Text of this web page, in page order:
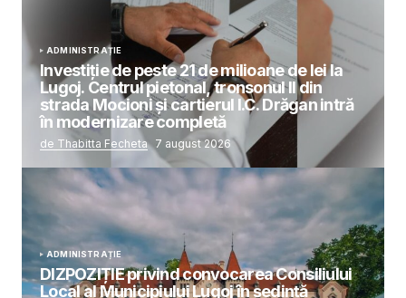
ADMINISTRAȚIE
Investiție de peste 21 de milioane de lei la
Lugoj. Centrul pietonal, tronsonul II din
strada Mocioni și cartierul I.C. Drăgan intră
în modernizare completă
de Thabitta Fecheta 7 august 2026
ADMINISTRAȚIE
DIZPOZIȚIE privind convocarea Consiliului
Local al Municipiului Lugoj în şedinţă